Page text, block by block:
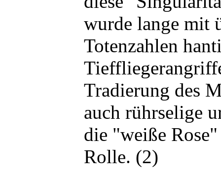
wurde lange mit
Totenzahlen
Tradierung des
auch rührselige
die "weiße
Rolle. (2)